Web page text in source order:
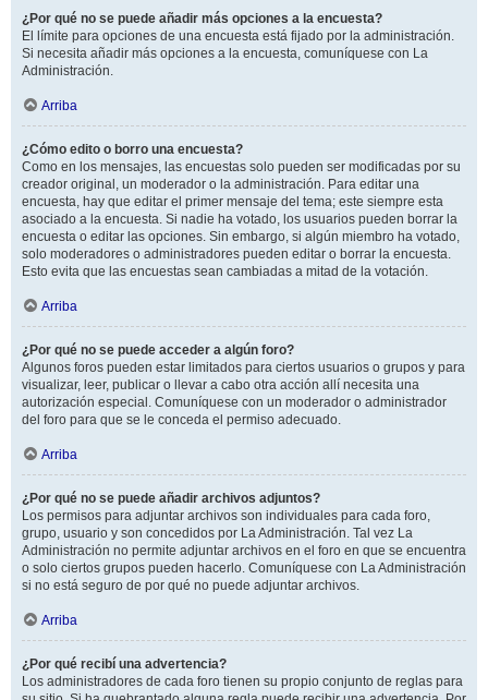
¿Por qué no se puede añadir más opciones a la encuesta?
El límite para opciones de una encuesta está fijado por la administración.
Si necesita añadir más opciones a la encuesta, comuníquese con La
Administración.
Arriba
¿Cómo edito o borro una encuesta?
Como en los mensajes, las encuestas solo pueden ser modificadas por su
creador original, un moderador o la administración. Para editar una
encuesta, hay que editar el primer mensaje del tema; este siempre esta
asociado a la encuesta. Si nadie ha votado, los usuarios pueden borrar la
encuesta o editar las opciones. Sin embargo, si algún miembro ha votado,
solo moderadores o administradores pueden editar o borrar la encuesta.
Esto evita que las encuestas sean cambiadas a mitad de la votación.
Arriba
¿Por qué no se puede acceder a algún foro?
Algunos foros pueden estar limitados para ciertos usuarios o grupos y para
visualizar, leer, publicar o llevar a cabo otra acción allí necesita una
autorización especial. Comuníquese con un moderador o administrador
del foro para que se le conceda el permiso adecuado.
Arriba
¿Por qué no se puede añadir archivos adjuntos?
Los permisos para adjuntar archivos son individuales para cada foro,
grupo, usuario y son concedidos por La Administración. Tal vez La
Administración no permite adjuntar archivos en el foro en que se encuentra
o solo ciertos grupos pueden hacerlo. Comuníquese con La Administración
si no está seguro de por qué no puede adjuntar archivos.
Arriba
¿Por qué recibí una advertencia?
Los administradores de cada foro tienen su propio conjunto de reglas para